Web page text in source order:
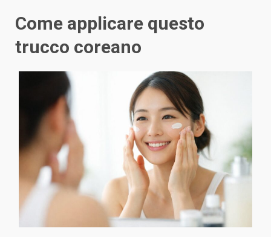
Come applicare questo
trucco coreano